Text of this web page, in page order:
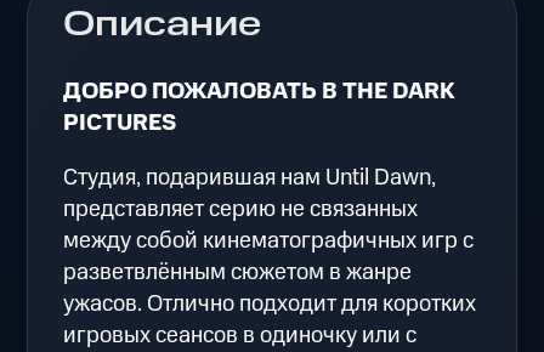
Описание
ДОБРО ПОЖАЛОВАТЬ В THE DARK
PICTURES
Студия, подарившая нам Until Dawn,
представляет серию не связанных
между собой кинематографичных игр с
разветвлённым сюжетом в жанре
ужасов. Отлично подходит для коротких
игровых сеансов в одиночку или с